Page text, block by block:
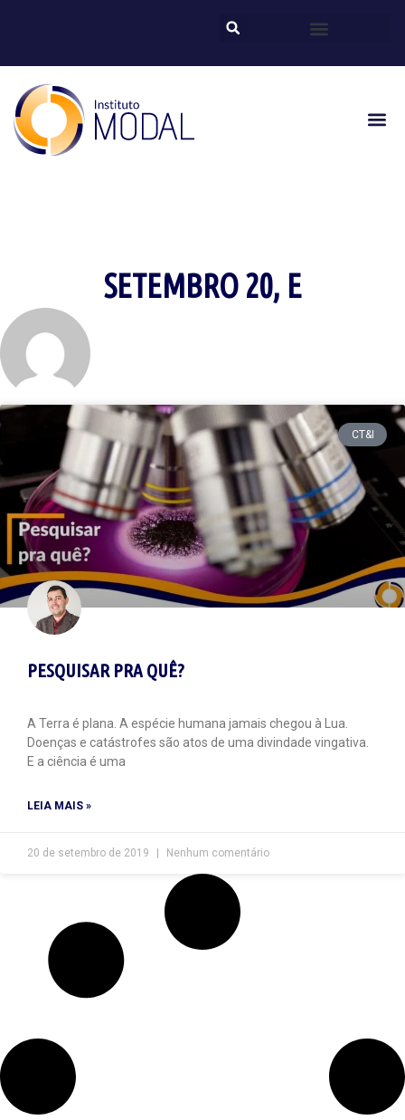
SETEMBRO 20, E
CT&I
PESQUISAR PRA QUÊ?
A Terra é plana. A espécie humana jamais chegou à Lua.
Doenças e catástrofes são atos de uma divindade vingativa.
E a ciência é uma
LEIA MAIS »
20 de setembro de 2019 Nenhum comentário